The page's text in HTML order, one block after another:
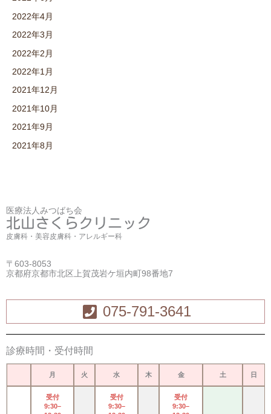
2022年4月
2022年3月
2022年2月
2022年1月
2021年12月
2021年10月
2021年9月
2021年8月
医療法人みつばち会
北山さくらクリニック
皮膚科・美容皮膚科・アレルギー科
〒603-8053
京都府京都市北区上賀茂岩ケ垣内町98番地7
075-791-3641
診療時間・受付時間
月 火 水 木 金 土 日
受付
9:30–
受付
9:30–
受付
9:30–